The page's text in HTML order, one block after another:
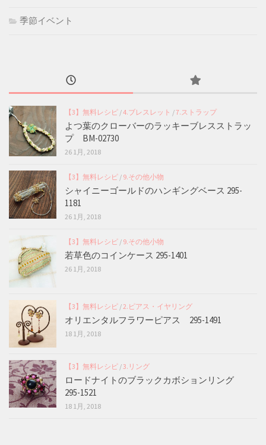
季節イベント
【3】無料レシピ /4.ブレスレット /7.ストラップ
よつ葉のクローバーのラッキーブレスストラッ
プ BM-02730
26 1月, 2018
【3】無料レシピ / 9.その他小物
シャイニーゴールドのハンギングベース 295-
1181
26 1月, 2018
【3】無料レシピ / 9.その他小物
若草色のコインケース 295-1401
26 1月, 2018
【3】無料レシピ /2.ピアス・イヤリング
オリエンタルフラワーピアス 295-1491
18 1月, 2018
【3】無料レシピ /3.リング
ロードナイトのブラックカボションリング
295-1521
18 1月, 2018